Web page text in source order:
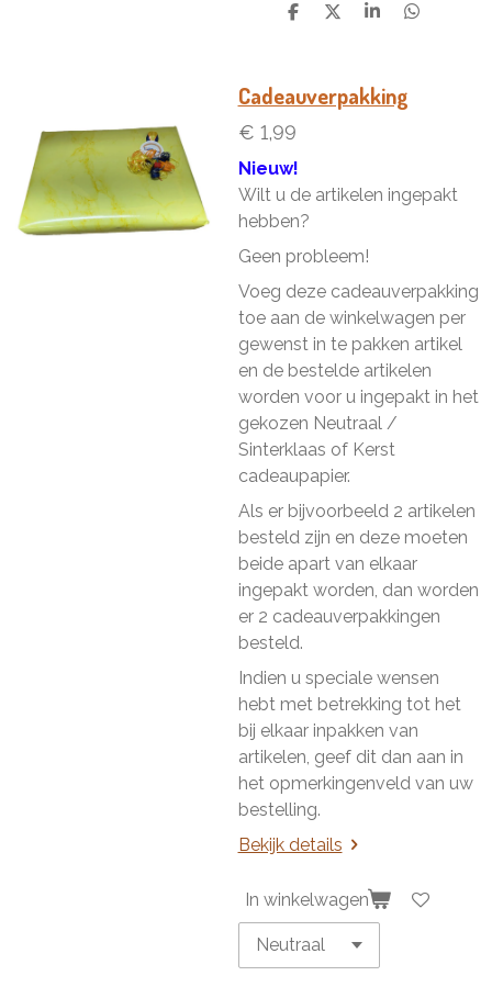
D
D
S
e
D
Cadeauverpakking
€ 1,99
Nieuw!
Wilt u de artikelen ingepakt
hebben?
Geen probleem!
Voeg deze cadeauverpakking
toe aan de winkelwagen per
gewenst in te pakken artikel
en de bestelde artikelen
worden voor u ingepakt in het
gekozen Neutraal /
Sinterklaas of Kerst
cadeaupapier.
Als er bijvoorbeeld 2 artikelen
besteld zijn en deze moeten
beide apart van elkaar
ingepakt worden, dan worden
er 2 cadeauverpakkingen
besteld.
Indien u speciale wensen
hebt met betrekking tot het
bij elkaar inpakken van
artikelen, geef dit dan aan in
het opmerkingenveld van uw
bestelling.
Bekijk details
In winkelwagen